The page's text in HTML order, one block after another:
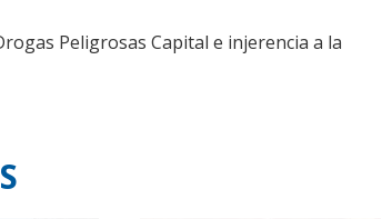
Peligrosas Capital e injerencia a la